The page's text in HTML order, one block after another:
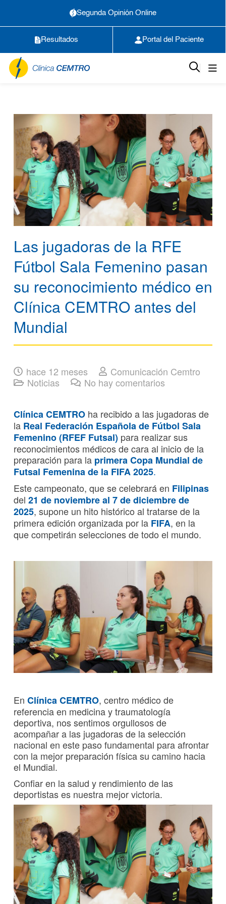
Segunda Opinión Online
Resultados Portal del Paciente
Las jugadoras de la RFE
Fútbol Sala Femenino pasan
su reconocimiento médico en
Clínica CEMTRO antes del
Mundial
hace 12 meses
Comunicación Cemtro
Noticias
No hay comentarios
Clínica CEMTRO ha recibido a las jugadoras de
la Real Federación Española de Fútbol Sala
Femenino (RFEF Futsal) para realizar sus
reconocimientos médicos de cara al inicio de la
preparación para la primera Copa Mundial de
Futsal Femenina de la FIFA 2025.
Este campeonato, que se celebrará en Filipinas
del 21 de noviembre al 7 de diciembre de
2025, supone un hito histórico al tratarse de la
primera edición organizada por la FIFA, en la
que competirán selecciones de todo el mundo.
En Clínica CEMTRO, centro médico de
referencia en medicina y traumatología
deportiva, nos sentimos orgullosos de
acompañar a las jugadoras de la selección
nacional en este paso fundamental para afrontar
con la mejor preparación física su camino hacia
el Mundial.
Confiar en la salud y rendimiento de las
deportistas es nuestra mejor victoria.